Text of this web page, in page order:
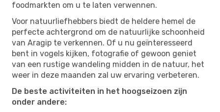
foodmarkten om u te laten verwennen.
Voor natuurliefhebbers biedt de heldere hemel de
perfecte achtergrond om de natuurlijke schoonheid
van Aragip te verkennen. Of u nu geïnteresseerd
bent in vogels kijken, fotografie of gewoon geniet
van een rustige wandeling midden in de natuur, het
weer in deze maanden zal uw ervaring verbeteren.
De beste activiteiten in het hoogseizoen zijn
onder andere: